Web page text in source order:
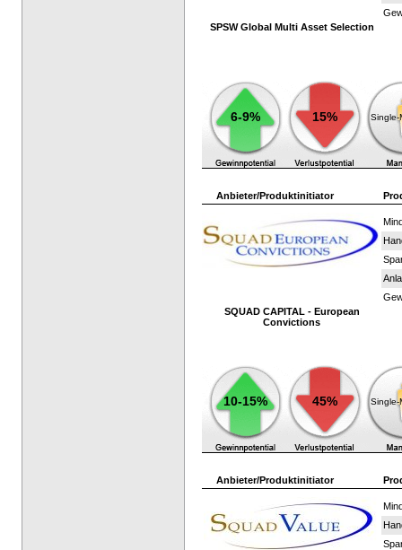
SPSW Global Multi Asset Selection
6-9% 15% Single-
Anbieter/Produktinitiator
SQUAD CAPITAL - European
Convictions
10-15% 45% Single-
Anbieter/Produktinitiator